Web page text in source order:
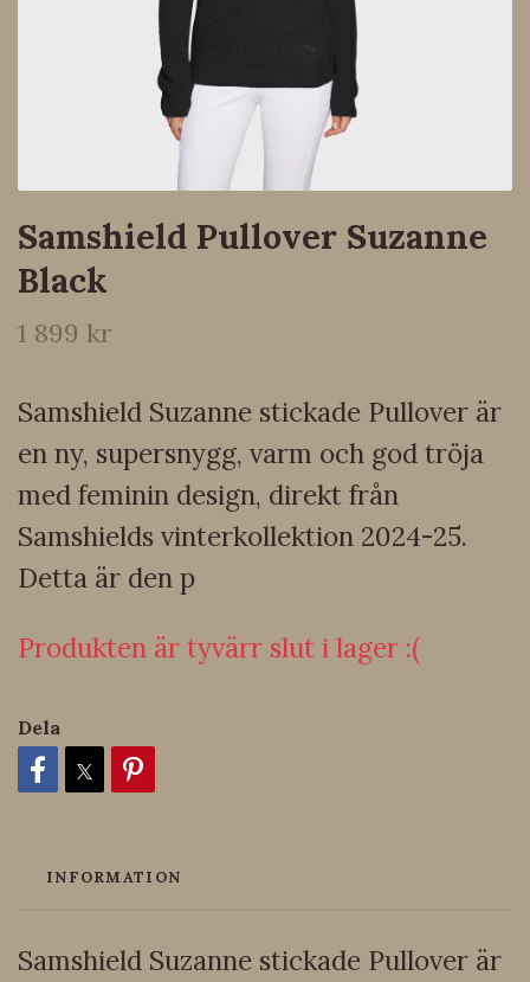
Samshield Pullover Suzanne
Black
1 899 kr
Samshield Suzanne stickade Pullover är
en ny, supersnygg, varm och god tröja
med feminin design, direkt från
Samshields vinterkollektion 2024-25.
Detta är den p
Produkten är tyvärr slut i lager :(
Dela
INFORMATION
Samshield Suzanne stickade Pullover är